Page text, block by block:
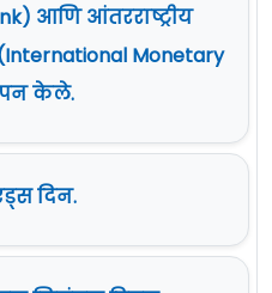
आणि आंतरराष्ट्रीय
Monetary
केले.
दिन.